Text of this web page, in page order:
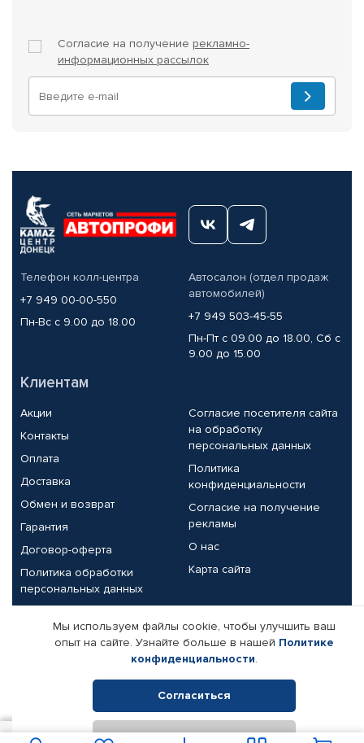
Согласие на получение рекламно-
информационных рассылок
Телефон колл-центра
+7 949 00-00-550
Пн-Вс с 9.00 до 18.00
Автосалон (отдел продаж
автомобилей)
+7 949 503-45-55
Пн-Пт с 09.00 до 18.00, Сб с
9.00 до 15.00
Клиентам
Акции
Контакты
Оплата
Доставка
Обмен и возврат
Гарантия
Договор-оферта
Политика обработки
персональных данных
Согласие посетителя сайта
на обработку
персональных данных
Политика
конфиденциальности
Согласие на получение
рекламы
О нас
Карта сайта
Партнерам
Корпоративным клиентам
Поставщикам
Реквизиты компании
© КАМАЗ ЦЕНТР ДОНЕЦК, 2015-2026. Все права защищены.
Мы используем файлы cookie, чтобы улучшить ваш
опыт на сайте. Узнайте больше в нашей Политике
конфиденциальности.
Согласиться
Отклонить